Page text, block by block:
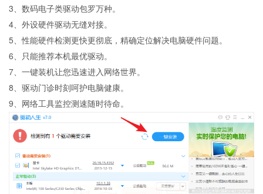
3、数码电子类驱动包罗万种。
4、外设硬件驱动无缝对接。
5、性能硬件检测更快更彻底，精确定位解决电脑硬件问题。
6、只能推荐本机最优驱动。
7、一键装机让您迅速进入网络世界。
8、驱动门诊时刻呵护电脑健康。
9、网络工具监控测速随时待命。